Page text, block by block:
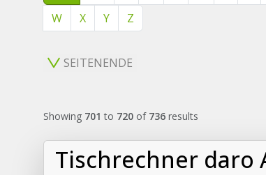
W
X Y Z
SEITENENDE
Showing 701 to 720 of 736 results
Tischrechner daro